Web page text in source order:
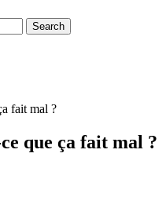
Search
fait mal ?
que ça fait mal ?